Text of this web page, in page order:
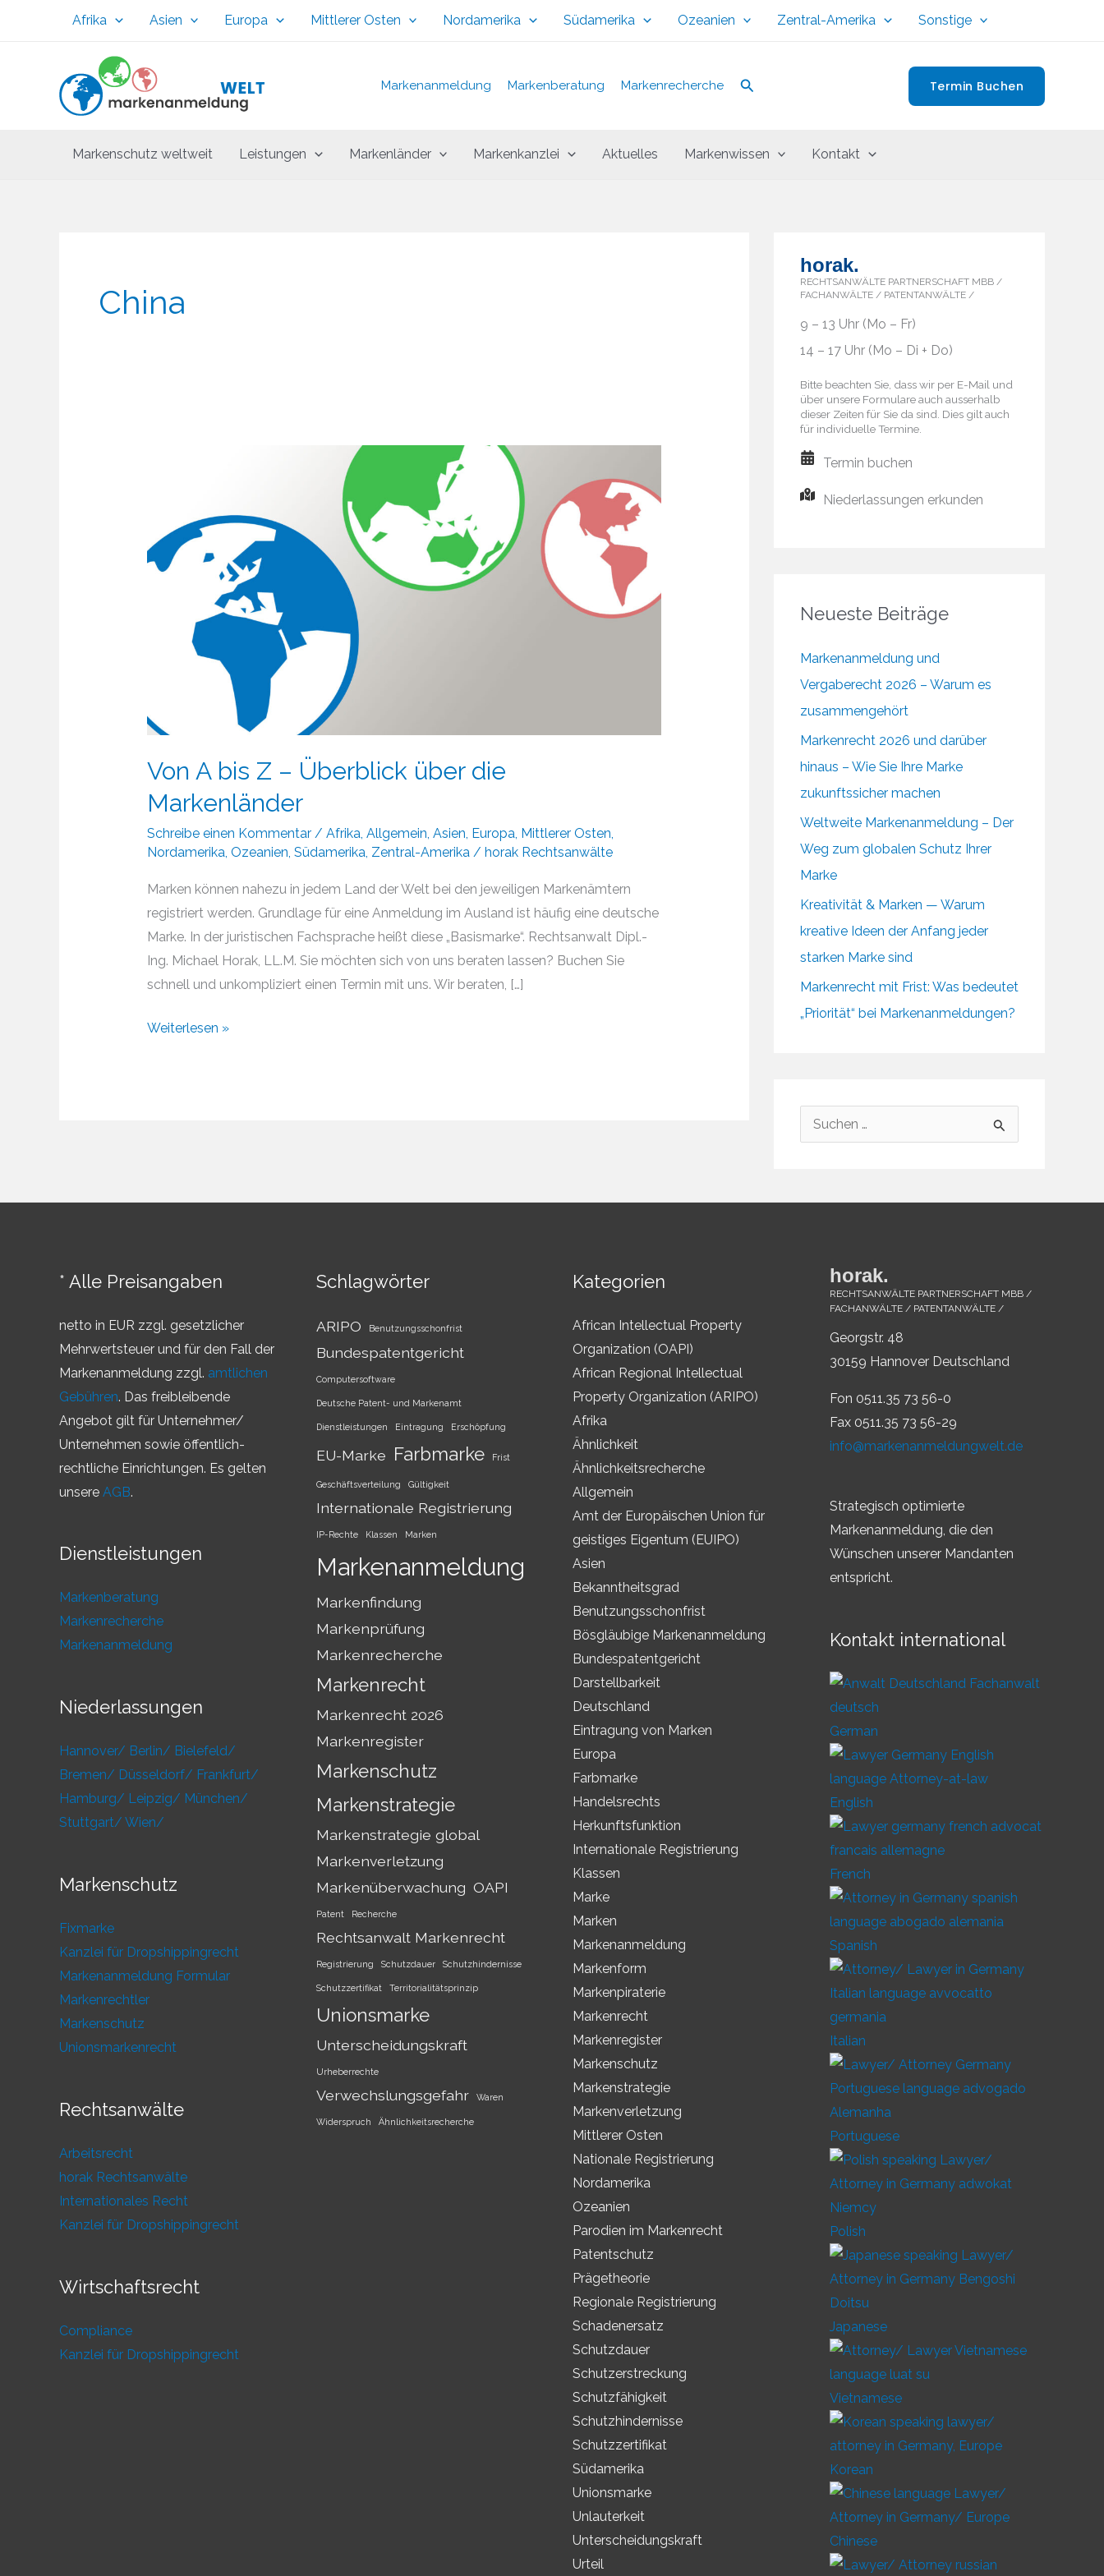
Afrika Asien Europa Mittlerer Osten Nordamerika Südamerika Ozeanien Zentral-Amerika Sonstige
Markenanmeldung Markenberatung Markenrecherche Suchen Termin Buchen
Markenschutz weltweit Leistungen Markenländer Markenkanzlei Aktuelles Markenwissen Kontakt
China
Von A bis Z – Überblick über die
Markenländer
Schreibe einen Kommentar / Afrika, Allgemein, Asien, Europa, Mittlerer Osten,
Nordamerika, Ozeanien, Südamerika, Zentral-Amerika/ horak Rechtsanwälte
Marken können nahezu in jedem Land der Welt bei den jeweiligen Markenämtern
registriert werden. Grundlage für eine Anmeldung im Ausland ist häufig eine deutsche
Marke. In der juristischen Fachsprache heißt diese „Basismarke“. Rechtsanwalt Dipl.-
Ing. Michael Horak, LL.M. Sie möchten sich von uns beraten lassen? Buchen Sie
schnell und unkompliziert einen Termin mit uns. Wir beraten, […]
Von
Weiterlesen »
horak.
RECHTSANWÄLTE PARTNERSCHAFT MBB /
FACHANWÄLTE / PATENTANWÄLTE /
9 – 13 Uhr (Mo – Fr)
14 – 17 Uhr (Mo – Di + Do)
Bitte beachten Sie, dass wir per E-Mail und
über unsere Formulare auch ausserhalb
dieser Zeiten für Sie da sind. Dies gilt auch
für individuelle Termine.
Termin buchen
Niederlassungen erkunden
Neueste Beiträge
Markenanmeldung und
Vergaberecht 2026 – Warum es
zusammengehört
Markenrecht 2026 und darüber
hinaus – Wie Sie Ihre Marke
zukunftssicher machen
Weltweite Markenanmeldung – Der
Weg zum globalen Schutz Ihrer
Marke
Kreativität & Marken — Warum
kreative Ideen der Anfang jeder
starken Marke sind
Markenrecht mit Frist: Was bedeutet
„Priorität“ bei Markenanmeldungen?
u
* Alle Preisangaben
netto in EUR zzgl. gesetzlicher
Mehrwertsteuer und für den Fall der
Markenanmeldung zzgl. amtlichen
Gebühren. Das freibleibende
Angebot gilt für Unternehmer/
Unternehmen sowie öffentlich-
rechtliche Einrichtungen. Es gelten
unsere AGB.
Dienstleistungen
Markenberatung
Markenrecherche
Markenanmeldung
Niederlassungen
Hannover/ Berlin/ Bielefeld/
Bremen/ Düsseldorf/ Frankfurt/
Hamburg/ Leipzig/ München/
Stuttgart/ Wien/
Markenschutz
Fixmarke
Kanzlei für Dropshippingrecht
Markenanmeldung Formular
Markenrechtler
Markenschutz
Unionsmarkenrecht
Rechtsanwälte
Arbeitsrecht
horak Rechtsanwälte
Internationales Recht
Kanzlei für Dropshippingrecht
Wirtschaftsrecht
Compliance
Kanzlei für Dropshippingrecht
Schlagwörter
ARIPO Benutzungsschonfrist
Bundespatentgericht
Computersoftware
Deutsche Patent- und Markenamt
Dienstleistungen Eintragung Erschöpfung
EU-Marke Farbmarke Frist
Geschäftsverteilung Gültigkeit
Internationale Registrierung
IP-Rechte Klassen Marken
Markenanmeldung
Markenfindung
Markenprüfung
Markenrecherche
Markenrecht
Markenrecht 2026
Markenregister
Markenschutz
Markenstrategie
Markenstrategie global
Markenverletzung
Markenüberwachung OAPI
Patent Recherche
Rechtsanwalt Markenrecht
Registrierung Schutzdauer Schutzhindernisse
Schutzzertifikat Territorialitätsprinzip
Unionsmarke
Unterscheidungskraft
Urheberrechte
Verwechslungsgefahr Waren
Widerspruch Ähnlichkeitsrecherche
Kategorien
African Intellectual Property
Organization (OAPI)
African Regional Intellectual
Property Organization (ARIPO)
Afrika
Ähnlichkeit
Ähnlichkeitsrecherche
Allgemein
Amt der Europäischen Union für
geistiges Eigentum (EUIPO)
Asien
Bekanntheitsgrad
Benutzungsschonfrist
Bösgläubige Markenanmeldung
Bundespatentgericht
Darstellbarkeit
Deutschland
Eintragung von Marken
Europa
Farbmarke
Handelsrechts
Herkunftsfunktion
Internationale Registrierung
Klassen
Marke
Marken
Markenanmeldung
Markenform
Markenpiraterie
Markenrecht
Markenregister
Markenschutz
Markenstrategie
Markenverletzung
Mittlerer Osten
Nationale Registrierung
Nordamerika
Ozeanien
Parodien im Markenrecht
Patentschutz
Prägetheorie
Regionale Registrierung
Schadenersatz
Schutzdauer
Schutzerstreckung
Schutzfähigkeit
Schutzhindernisse
Schutzzertifikat
Südamerika
Unionsmarke
Unlauterkeit
Unterscheidungskraft
Urteil
horak.
RECHTSANWÄLTE PARTNERSCHAFT MBB /
FACHANWÄLTE / PATENTANWÄLTE /
Georgstr. 48
30159 Hannover Deutschland
Fon 0511.35 73 56-0
Fax 0511.35 73 56-29
info@markenanmeldungwelt.de
Strategisch optimierte
Markenanmeldung, die den
Wünschen unserer Mandanten
entspricht.
Kontakt international
German
English
French
Spanish
Italian
Portuguese
Polish
Japanese
Vietnamese
Korean
Chinese